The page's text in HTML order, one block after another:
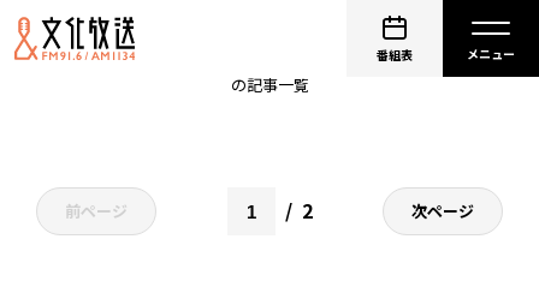
番組表
内田雄馬 Heart Heat Hop
の記事一覧
前ページ 2 次ページ